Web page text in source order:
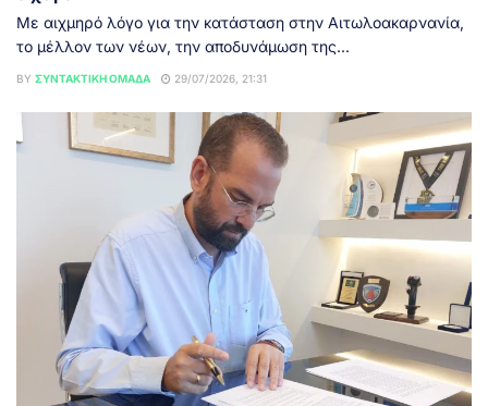
Με αιχμηρό λόγο για την κατάσταση στην Αιτωλοακαρνανία,
το μέλλον των νέων, την αποδυνάμωση της...
BY ΣΥΝΤΑΚΤΙΚΉ ΟΜΆΔΑ 29/07/2026, 21:31